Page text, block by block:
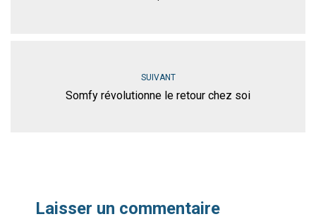
SUIVANT
Somfy révolutionne le retour chez soi
Laisser un commentaire